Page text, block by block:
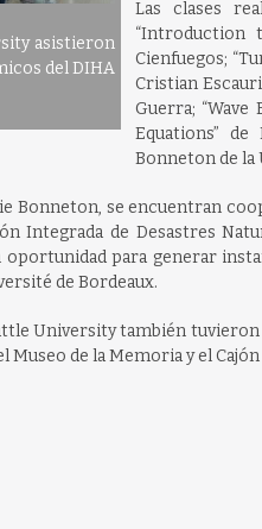
asistieron
del DIHA
Las clases
“Introduction
Cienfuegos;
Cristian
Guerra;
Equations”
Bonneton de la
Bonneton, se encuentran
Integrada de Desastres
para generar
de Bordeaux.
University también
Museo de la Memoria y el